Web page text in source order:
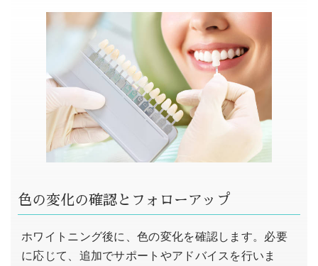
色の変化の確認とフォローアップ
ホワイトニング後に、色の変化を確認します。必要
に応じて、追加でサポートやアドバイスを行いま